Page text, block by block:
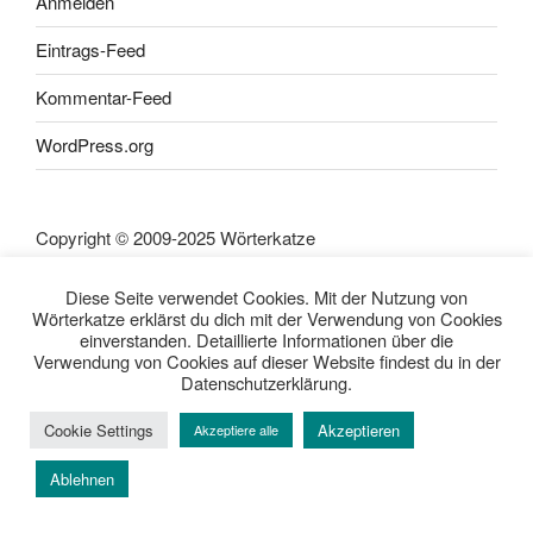
Eintrags-Feed
Kommentar-Feed
WordPress.org
Copyright © 2009-2025 Wörterkatze
SEITEN
Haftungsausschluss
Datenschutzerklärung
Rezensionpolitik
Bewertungsschema
Diese Seite verwendet Cookies. Mit der Nutzung von
Wörterkatze erklärst du dich mit der Verwendung von Cookies
einverstanden. Detaillierte Informationen über die
Verwendung von Cookies auf dieser Website findest du in der
Datenschutzerklärung.
Cookie Settings Akzeptiere alle Akzeptieren
Ablehnen